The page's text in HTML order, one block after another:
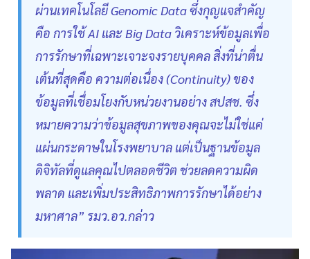
ผ่านเทคโนโลยี Genomic Data ซึ่งกุญแจสำคัญ
คือ การใช้ AI และ Big Data วิเคราะห์ข้อมูลเพื่อ
การรักษาที่เฉพาะเจาะจงรายบุคคล สิ่งที่น่าตื่น
เต้นที่สุดคือ ความต่อเนื่อง (Continuity) ของ
ข้อมูลที่เชื่อมโยงกับหน่วยงานอย่าง สปสช. ซึ่ง
หมายความว่าข้อมูลสุขภาพของคุณจะไม่ใช่แค่
แผ่นกระดาษในโรงพยาบาล แต่เป็นฐานข้อมูล
ดิจิทัลที่ดูแลคุณไปตลอดชีวิต ช่วยลดความผิด
พลาด และเพิ่มประสิทธิภาพการรักษาได้อย่าง
มหาศาล” รมว.อว.กล่าว